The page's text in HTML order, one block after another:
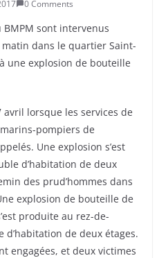
0 Comments
sont intervenus
dans le quartier Saint-
une explosion de bouteille
lorsque les services de
pompiers de
Une explosion s’est
d’habitation de deux
des prud’hommes dans
explosion de bouteille de
produite au rez-de-
d’habitation de deux étages.
engagées, et deux victimes